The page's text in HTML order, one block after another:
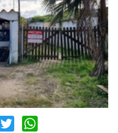
Facebook
Twitter